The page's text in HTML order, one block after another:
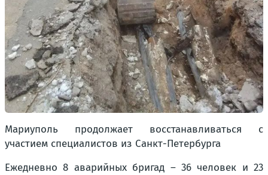
Мариуполь продолжает восстанавливаться с
участием специалистов из Санкт-Петербурга
Ежедневно 8 аварийных бригад – 36 человек и 23